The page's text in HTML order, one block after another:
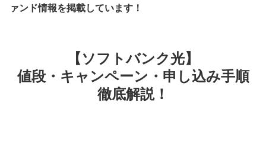
ァンド情報を掲載しています！
【ソフトバンク光】
値段・キャンペーン・申し込み手順
徹底解説！